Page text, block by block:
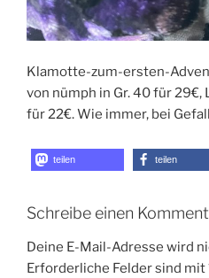
Klamotte-zum-ersten-
von nümph in Gr. 40 für 29€,
für 22€. Wie immer, bei
teilen teilen
Schreibe einen
Deine E-Mail-Adresse wird
Erforderliche Felder sind mit